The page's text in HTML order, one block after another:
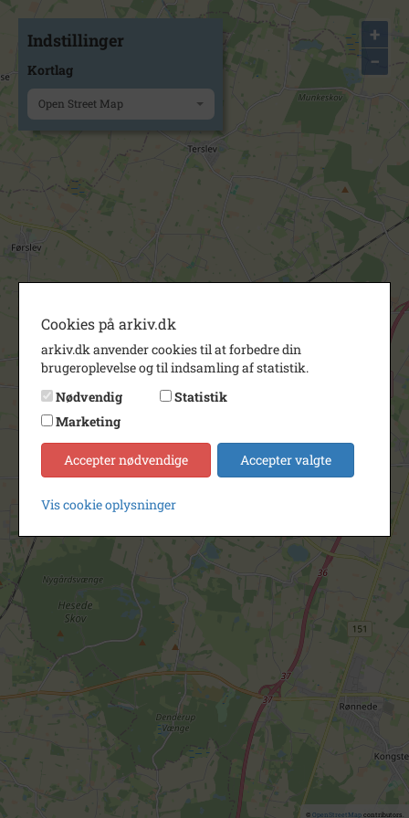
+
−
© OpenStreetMapcontributors.
Indstillinger
Kortlag
Open Street Map
Cookies på arkiv.dk
arkiv.dk anvender cookies til at forbedre din
brugeroplevelse og til indsamling af statistik.
Nødvendig
Statistik
Marketing
Accepter nødvendige Accepter valgte
Vis cookie oplysninger